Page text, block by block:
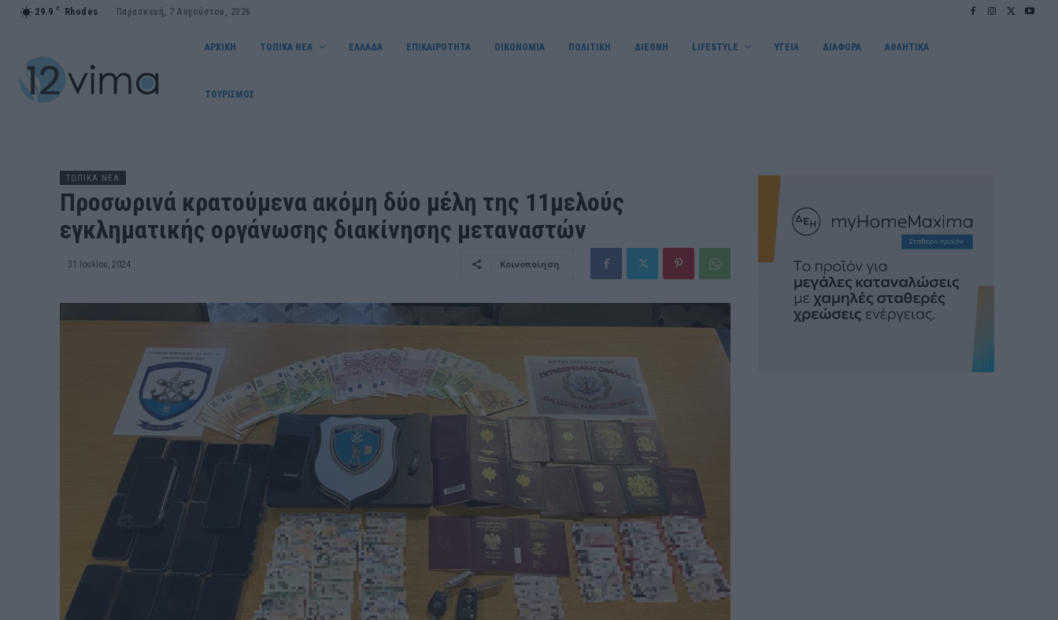
29.9 C Rhodes Παρασκευή, 7 Αυγούστου, 2026
ΑΡΧΙΚΗ ΤΟΠΙΚΑ ΝΕΑ ΕΛΛΑΔΑ ΕΠΙΚΑΙΡΟΤΗΤΑ OIKONOMIA ΠΟΛΙΤΙΚΗ ΔΙΕΘΝΗ LIFESTYLE ΥΓΕΙΑ ΔΙΑΦΟΡΑ ΑΘΛΗΤΙΚΑ
ΤΟΥΡΙΣΜΟΣ
ΤΟΠΙΚΑ ΝΕΑ
Προσωρινά κρατούμενα ακόμη δύο μέλη της 11μελούς
εγκληματικής οργάνωσης διακίνησης μεταναστών
31 Ιουλίου, 2024 Κοινοποίηση